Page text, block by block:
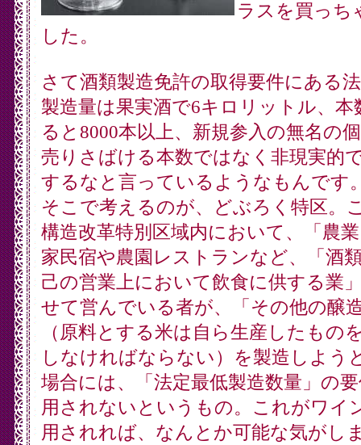
ラスを買っち
した。
さて酒類製造免許の取得要件にある
製造量は果実酒で6キロリットル、本
ると8000本以上、新規参入の無名の
売りさばける本数ではなく非現実的
するなと言っているようなもんです
そこで考えるのが、どぶろく特区。
構造改革特別区域内において、「農
家民宿や農園レストランなど、「酒
己の営業上において飲食に供する業
せて営んでいる者が、「その他の醸
（原料とする米は自ら生産したもの
しなければならない）を製造しよう
場合には、「法定最低製造数量」の
用されないというもの。これがワイ
用されれば、なんとか可能な気がし